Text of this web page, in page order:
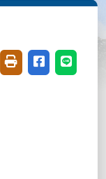
友善列印(開新視窗)
分享至臉書(
分享至